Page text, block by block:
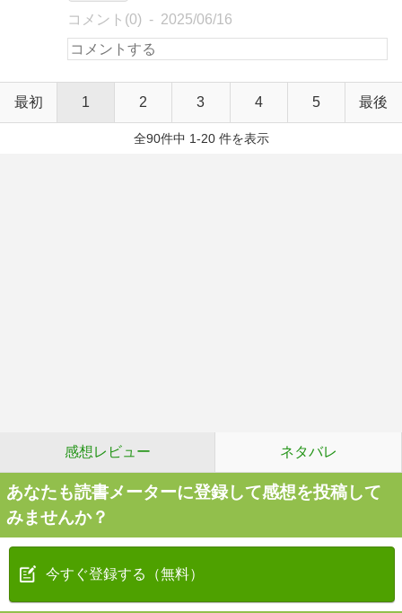
コメント(0) 2025/06/16
最初 1 2 3 4 5 最後
全90件中 1-20 件を表示
感想レビュー ネタバレ
あなたも読書メーターに登録して感想を投稿して
みませんか？
今すぐ登録する（無料）